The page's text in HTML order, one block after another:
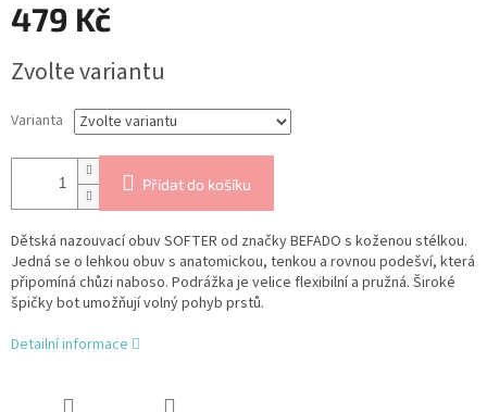
479 Kč
cena:
Zvolte variantu
Varianta
Přidat do košíku
Dětská nazouvací obuv SOFTER od značky BEFADO s koženou stélkou.
Jedná se o lehkou obuv s anatomickou, tenkou a rovnou podešví, která
připomíná chůzi naboso. Podrážka je velice flexibilní a pružná. Široké
špičky bot umožňují volný pohyb prstů.
Detailní informace